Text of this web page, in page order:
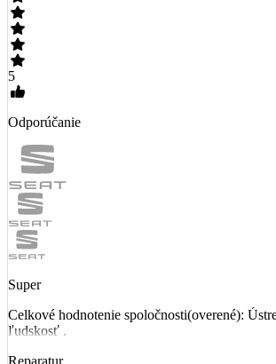
5
Odporúčanie
Super
Celkové hodnotenie spoločnosti(overené):
ľudskosť .